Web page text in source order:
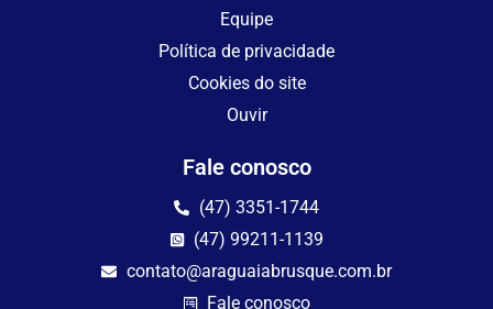
Equipe
Política de privacidade
Cookies do site
Ouvir
Fale conosco
(47) 3351-1744
(47) 99211-1139
contato@araguaiabrusque.com.br
Fale conosco